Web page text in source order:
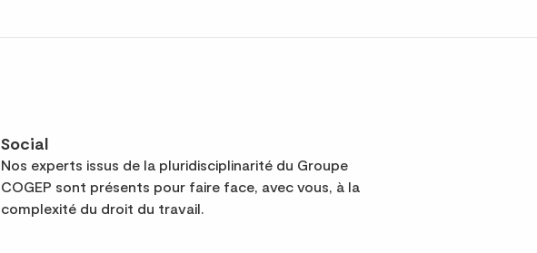
Social
Nos experts issus de la pluridisciplinarité du Groupe
COGEP sont présents pour faire face, avec vous, à la
complexité du droit du travail.